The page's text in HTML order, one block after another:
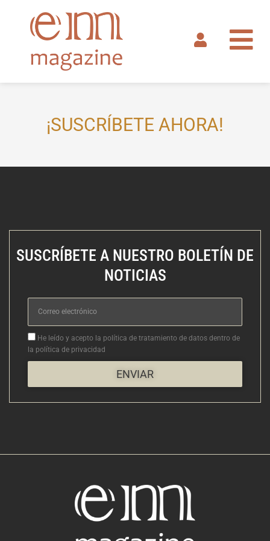
contenido
¡SUSCRÍBETE AHORA!
SUSCRÍBETE A NUESTRO BOLETÍN DE
NOTICIAS
Correo
electrónico
Aceptacion
He leído y acepto la política de tratamiento de datos dentro de
la política de privacidad
ENVIAR